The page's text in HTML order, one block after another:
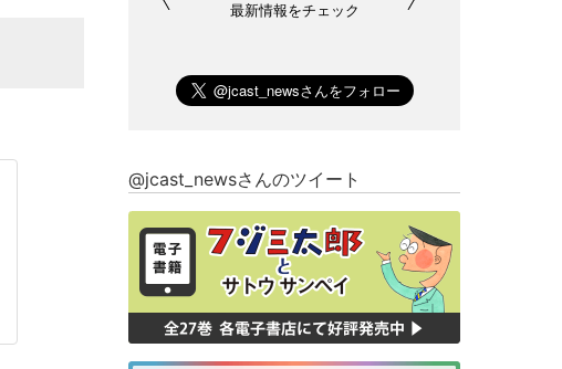
最新情報をチェック
@jcast_newsさんのツイート